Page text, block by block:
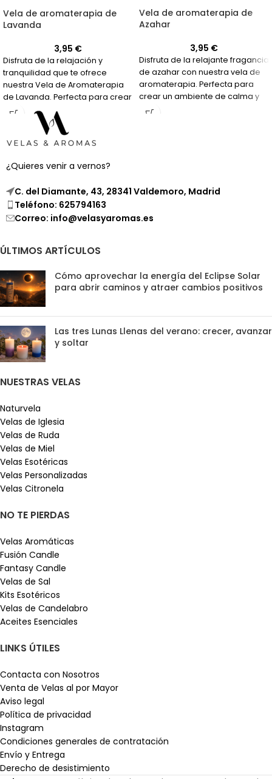
Vela de aromaterapia de
Lavanda
3,95 €
Disfruta de la relajación y
tranquilidad que te ofrece
nuestra Vela de Aromaterapia
de Lavanda. Perfecta para crear
un ambiente de paz en tu hogar.
Vela de aromaterapia de
Azahar
3,95 €
Disfruta de la relajante fragancia
de azahar con nuestra vela de
aromaterapia. Perfecta para
crear un ambiente de calma y
tranquilidad en tu hogar.
¿Quieres venir a vernos?
C. del Diamante, 43, 28341 Valdemoro, Madrid
Teléfono: 625794163
Correo: info@velasyaromas.es
ÚLTIMOS ARTÍCULOS
Cómo aprovechar la energía del Eclipse Solar
para abrir caminos y atraer cambios positivos
Las tres Lunas Llenas del verano: crecer, avanzar
y soltar
NUESTRAS VELAS
Naturvela
Velas de Iglesia
Velas de Ruda
Velas de Miel
Velas Esotéricas
Velas Personalizadas
Velas Citronela
NO TE PIERDAS
Velas Aromáticas
Fusión Candle
Fantasy Candle
Velas de Sal
Kits Esotéricos
Velas de Candelabro
Aceites Esenciales
LINKS ÚTILES
Contacta con Nosotros
Venta de Velas al por Mayor
Aviso legal
Política de privacidad
Instagram
Condiciones generales de contratación
Envío y Entrega
Derecho de desistimiento